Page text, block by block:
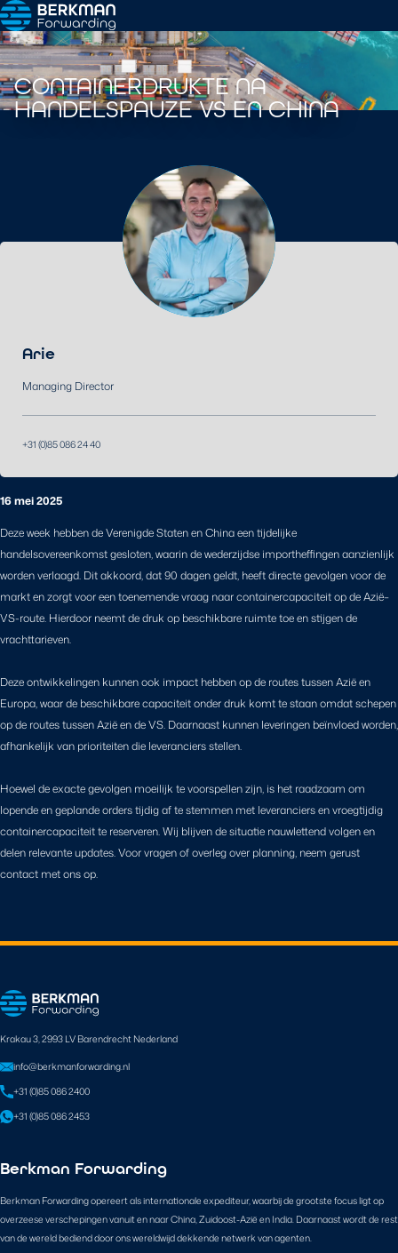
CONTAINERDRUKTE NA
HANDELSPAUZE VS EN CHINA
Arie
Managing Director
+31 (0)85 086 24 40
16 mei 2025
Deze week hebben de Verenigde Staten en China een tijdelijke
handelsovereenkomst gesloten, waarin de wederzijdse importheffingen aanzienlijk
worden verlaagd. Dit akkoord, dat 90 dagen geldt, heeft directe gevolgen voor de
markt en zorgt voor een toenemende vraag naar containercapaciteit op de Azië–
VS-route. Hierdoor neemt de druk op beschikbare ruimte toe en stijgen de
vrachttarieven.
Deze ontwikkelingen kunnen ook impact hebben op de routes tussen Azië en
Europa, waar de beschikbare capaciteit onder druk komt te staan omdat schepen
op de routes tussen Azië en de VS. Daarnaast kunnen leveringen beïnvloed worden,
afhankelijk van prioriteiten die leveranciers stellen.
Hoewel de exacte gevolgen moeilijk te voorspellen zijn, is het raadzaam om
lopende en geplande orders tijdig af te stemmen met leveranciers en vroegtijdig
containercapaciteit te reserveren. Wij blijven de situatie nauwlettend volgen en
delen relevante updates. Voor vragen of overleg over planning, neem gerust
contact met ons op.
Krakau 3, 2993 LV Barendrecht Nederland
info@berkmanforwarding.nl
+31 (0)85 086 2400
+31 (0)85 086 2453
Berkman Forwarding
Berkman Forwarding opereert als internationale expediteur, waarbij de grootste focus ligt op
overzeese verschepingen vanuit en naar China, Zuidoost-Azië en India. Daarnaast wordt de rest
van de wereld bediend door ons wereldwijd dekkende netwerk van agenten.